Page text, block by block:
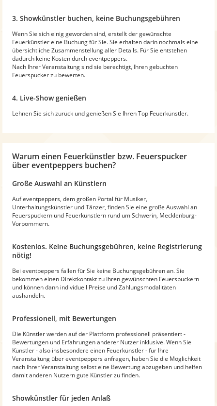
3. Showkünstler buchen, keine Buchungsgebühren
Wenn Sie sich einig geworden sind, erstellt der gewünschte
Feuerkünstler eine Buchung für Sie. Sie erhalten darin nochmals eine
übersichtliche Zusammenstellung aller Details. Für Sie entstehen
dadurch keine Kosten durch eventpeppers.
Nach Ihrer Veranstaltung sind sie berechtigt, Ihren gebuchten
Feuerspucker zu bewerten.
4. Live-Show genießen
Lehnen Sie sich zurück und genießen Sie Ihren Top Feuerkünstler.
Warum einen Feuerkünstler bzw. Feuerspucker
über eventpeppers buchen?
Große Auswahl an Künstlern
Auf eventpeppers, dem großen Portal für Musiker,
Unterhaltungskünstler und Tänzer, finden Sie eine große Auswahl an
Feuerspuckern und Feuerkünstlern rund um Schwerin, Mecklenburg-
Vorpommern.
Kostenlos. Keine Buchungsgebühren, keine Registrierung
nötig!
Bei eventpeppers fallen für Sie keine Buchungsgebühren an. Sie
bekommen einen Direktkontakt zu Ihren gewünschten Feuerspuckern
und können dann individuell Preise und Zahlungsmodalitäten
aushandeln.
Professionell, mit Bewertungen
Die Künstler werden auf der Plattform professionell präsentiert -
Bewertungen und Erfahrungen anderer Nutzer inklusive. Wenn Sie
Künstler - also insbesondere einen Feuerkünstler - für Ihre
Veranstaltung über eventpeppers anfragen, haben Sie die Möglichkeit
nach Ihrer Veranstaltung selbst eine Bewertung abzugeben und helfen
damit anderen Nutzern gute Künstler zu finden.
Showkünstler für jeden Anlaß